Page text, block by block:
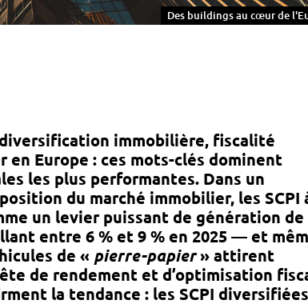
Des buildings au cœur de
immobilière, fiscalité
en Europe : ces mots-clés dominent
les plus performantes. Dans un
du marché immobilier, les SCPI
un levier puissant de génération de
entre 6 % et 9 % en 2025 — et
de « pierre-papier» attirent
de rendement et d’optimisation
la tendance : les SCPI